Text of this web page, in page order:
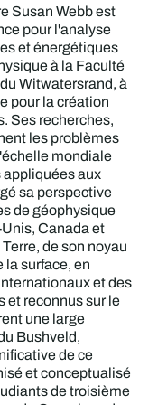
Susan Webb est
pour l'analyse
et énergétiques
à la Faculté
Witwatersrand, à
pour la création
Ses recherches,
les problèmes
mondiale
aux
sa perspective
de géophysique
Canada et
de son noyau
surface, en
et des
et reconnus sur le
une large
Bushveld,
de ce
et conceptualisé
de troisième